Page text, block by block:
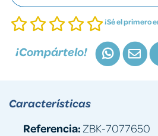
¡Sé el primero
¡Compártelo!
Características
Referencia: ZBK-7077650